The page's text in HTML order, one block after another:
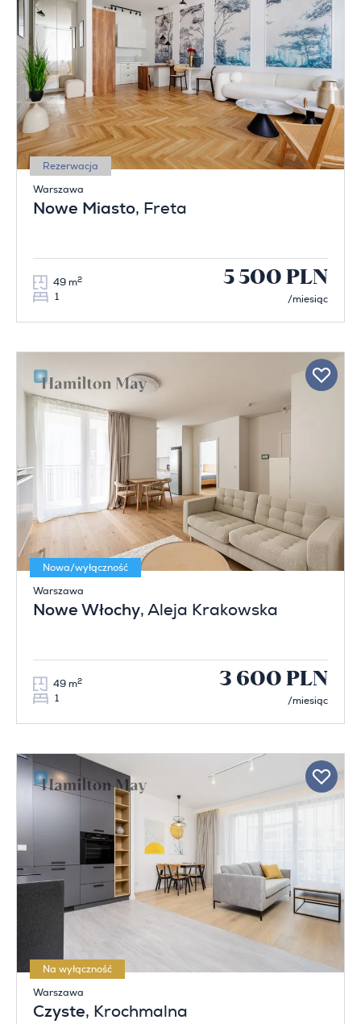
Rezerwacja
Warszawa
Nowe Miasto, Freta
49 m2
1
5 500 PLN
/miesiąc
Nowa/wyłączność
Warszawa
Nowe Włochy, Aleja Krakowska
49 m2
1
3 600 PLN
/miesiąc
Na wyłączność
Warszawa
Czyste, Krochmalna